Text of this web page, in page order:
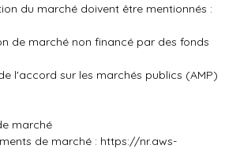
du marché doivent être mentionnés :
de marché non financé par des fonds
l'accord sur les marchés publics (AMP)
marché
de marché : https://nr.aws-